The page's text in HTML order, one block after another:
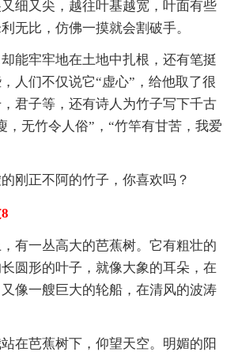
细又尖，越往叶基越宽，叶面有些
无比，仿佛一摸就会割破手。
能牢牢地在土地中扎根，还有笔挺
人们不仅说它“虚心”，给他取了很
君子等，还有诗人为竹子写下千古
，无竹令人俗”，“竹竿有甘苦，我爱
刚正不阿的竹子，你喜欢吗？
有一丛高大的芭蕉树。它有粗壮的
圆形的叶子，就像大象的耳朵，在
像一艘巨大的轮船，在清风的波涛
在芭蕉树下，仰望天空。明媚的阳